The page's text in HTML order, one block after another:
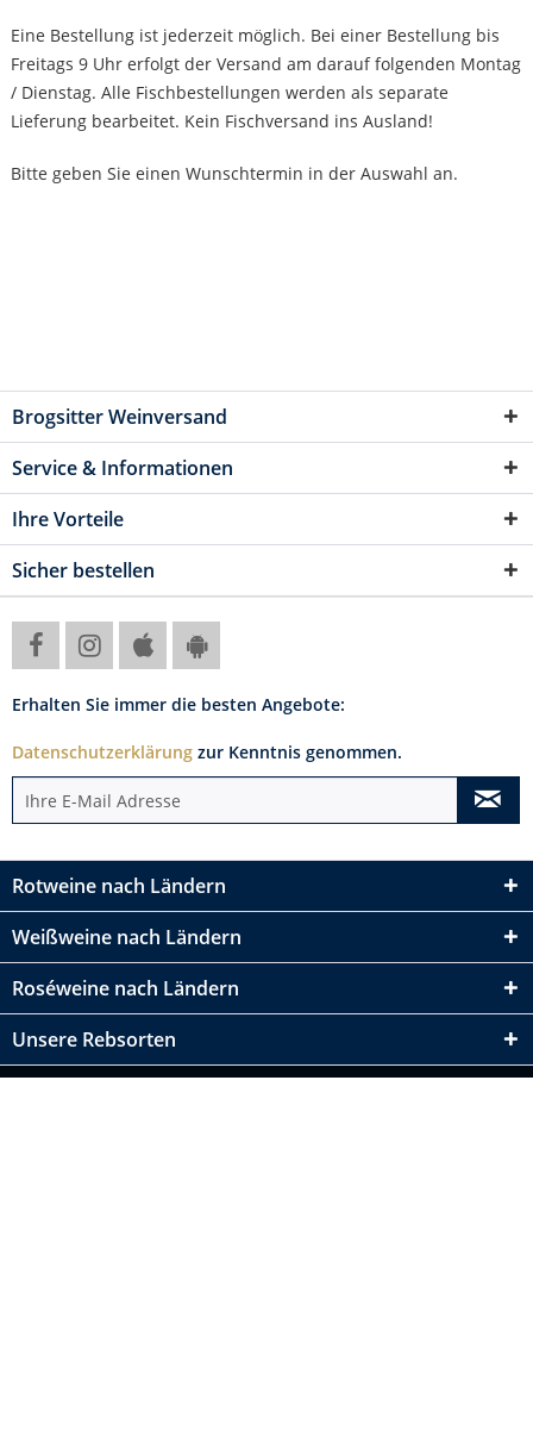
Eine Bestellung ist jederzeit möglich. Bei einer Bestellung bis
Freitags 9 Uhr erfolgt der Versand am darauf folgenden Montag
/ Dienstag. Alle Fischbestellungen werden als separate
Lieferung bearbeitet. Kein Fischversand ins Ausland!
Bitte geben Sie einen Wunschtermin in der Auswahl an.
Brogsitter Weinversand
Service & Informationen
Ihre Vorteile
Sicher bestellen
Erhalten Sie immer die besten Angebote:
Datenschutzerklärung zur Kenntnis genommen.
Rotweine nach Ländern
Weißweine nach Ländern
Roséweine nach Ländern
Unsere Rebsorten